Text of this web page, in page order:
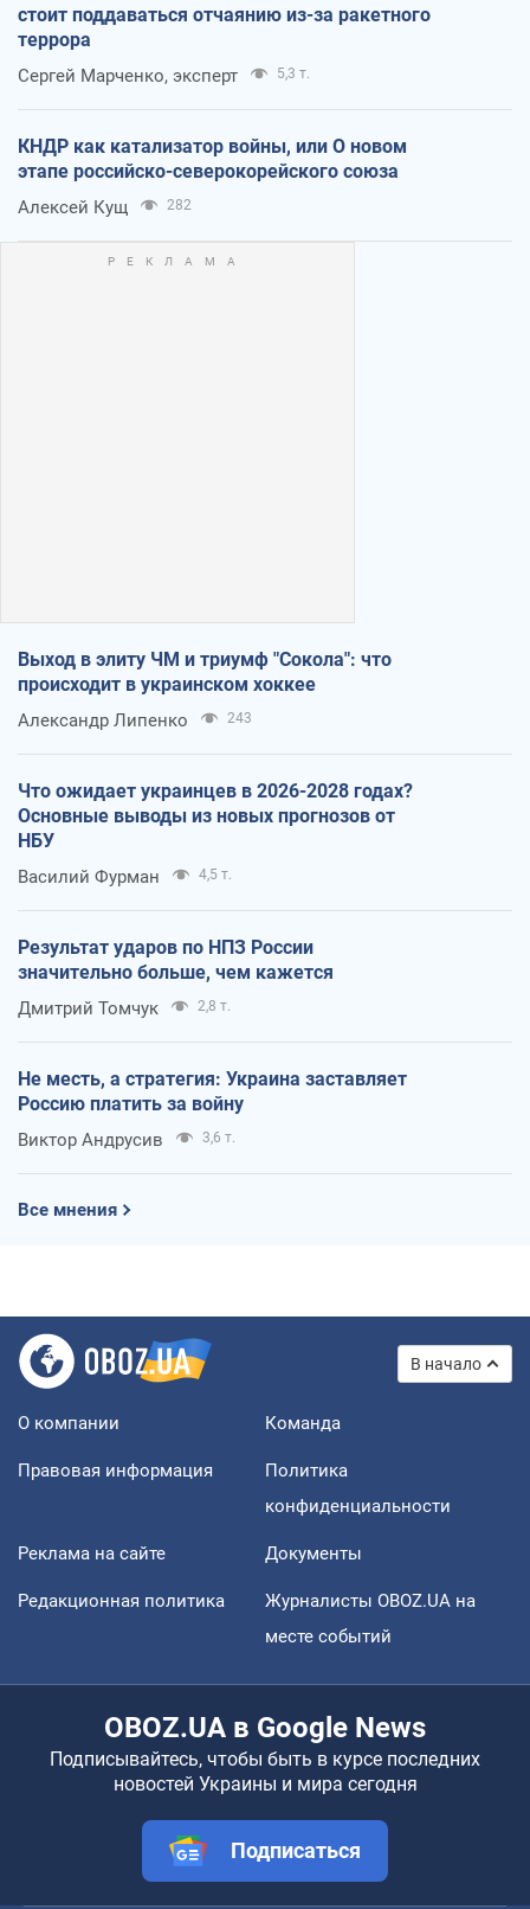
стоит поддаваться отчаянию из-за ракетного
террора
Сергей Марченко, эксперт 5,3 т.
КНДР как катализатор войны, или О новом
этапе российско-северокорейского союза
Алексей Кущ 282
Выход в элиту ЧМ и триумф "Сокола": что
происходит в украинском хоккее
Александр Липенко 243
Что ожидает украинцев в 2026-2028 годах?
Основные выводы из новых прогнозов от
НБУ
Василий Фурман 4,5 т.
Результат ударов по НПЗ России
значительно больше, чем кажется
Дмитрий Томчук 2,8 т.
Не месть, а стратегия: Украина заставляет
Россию платить за войну
Виктор Андрусив 3,6 т.
Все мнения
В начало
О компании Команда
Правовая информация
Политика
конфиденциальности
Реклама на сайте Документы
Редакционная политика
Журналисты OBOZ.UA на
месте событий
OBOZ.UA в Google News
Подписывайтесь, чтобы быть в курсе последних
новостей Украины и мира сегодня
Подписаться